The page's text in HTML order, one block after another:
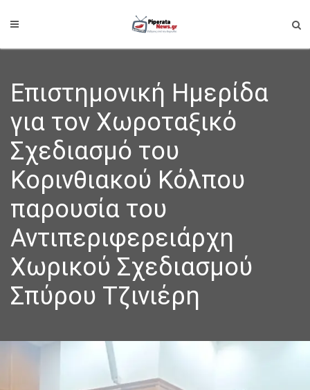
Επιστημονική Ημερίδα
για τον Χωροταξικό
Σχεδιασμό του
Κορινθιακού Κόλπου
παρουσία του
Αντιπεριφερειάρχη
Χωρικού Σχεδιασμού
Σπύρου Τζινιέρη